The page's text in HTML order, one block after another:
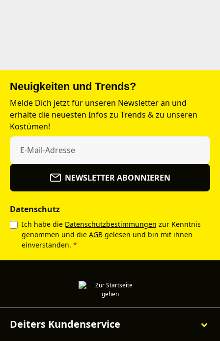
Neuigkeiten und Trends?
Melde Dich jetzt für unseren Newsletter an und
erhalte die neuesten Infos zu Trends & zu unseren
Kostümen!
NEWSLETTER ABONNIEREN
Datenschutz
Ich habe die Datenschutzbestimmungen zur Kenntnis
genommen und die AGB gelesen und bin mit ihnen
einverstanden. *
Deiters Kundenservice